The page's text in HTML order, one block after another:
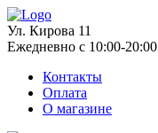
Ул. Кирова 11
Ежедневно с 10:00-20:00
Контакты
Оплата
О магазине